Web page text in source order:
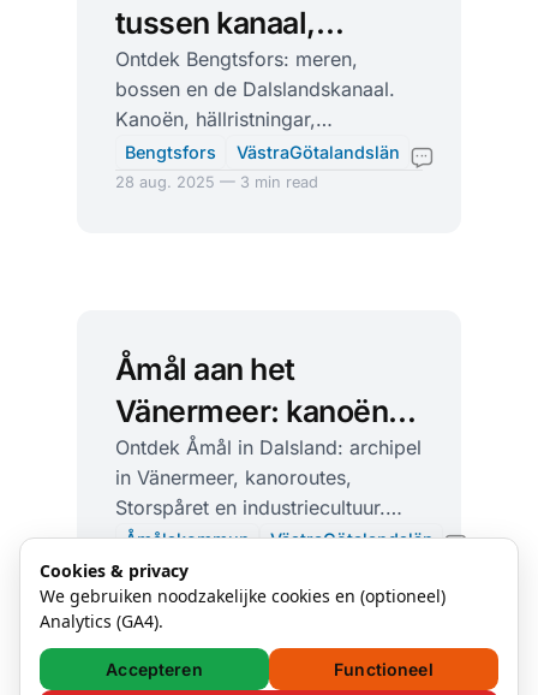
tussen kanaal,
rotskunst en kano-
avontuur
Ontdek Bengtsfors: meren,
bossen en de Dalslandskanaal.
Kanoën, hällristningar,
museumtrein en het aquaduct van
Håverud, plus fijne eetadressen.
Bengtsfors VästraGötalandslän
28 aug. 2025 — 3 min read
Åmål aan het
Vänermeer: kanoën
tussen eilanden en
pelgrimspaden
Ontdek Åmål in Dalsland: archipel
in Vänermeer, kanoroutes,
Storspåret en industriecultuur.
Praktische tips, adressen en links
voor je trip.
Åmålskommun VästraGötalandslän
28 aug. 2025 — 2 min read
Cookies & privacy
We gebruiken noodzakelijke cookies en (optioneel)
Analytics (GA4).
Accepteren Functioneel